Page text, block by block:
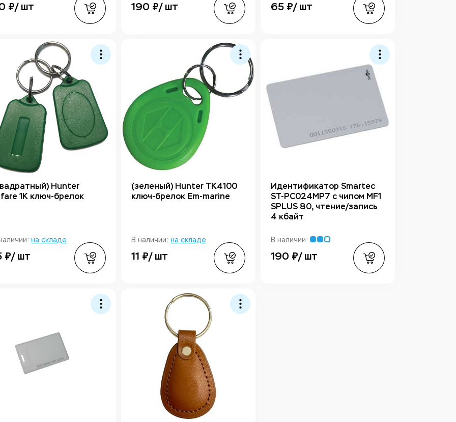
₽/ шт 190 ₽/ шт 65 ₽/ шт
Hunter
1K ключ-брелок
на складе
₽/ шт
(зеленый) Hunter TK4100
ключ-брелок Em-marine
В наличии: на складе
11 ₽/ шт
Идентификатор Smartec
ST-PC024MP7 с чипом MF1
SPLUS 80, чтение/запись
4 кбайт
В наличии:
190 ₽/ шт